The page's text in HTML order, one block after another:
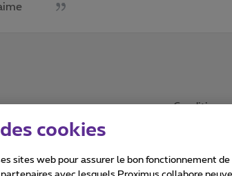
Conditions
cookies
sites web pour assurer le bon fonctionnement